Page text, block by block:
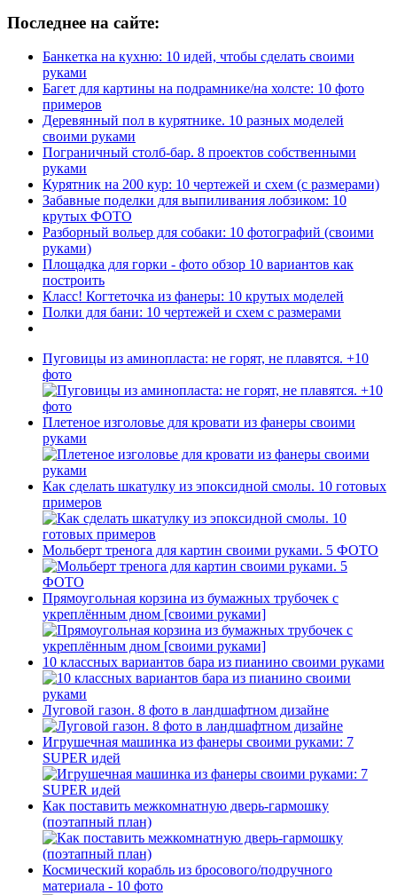
Последнее на сайте:
Банкетка на кухню: 10 идей, чтобы сделать своими
руками
Багет для картины на подрамнике/на холсте: 10 фото
примеров
Деревянный пол в курятнике. 10 разных моделей
своими руками
Пограничный столб-бар. 8 проектов собственными
руками
Курятник на 200 кур: 10 чертежей и схем (с размерами)
Забавные поделки для выпиливания лобзиком: 10
крутых ФОТО
Разборный вольер для собаки: 10 фотографий (своими
руками)
Площадка для горки - фото обзор 10 вариантов как
построить
Класс! Когтеточка из фанеры: 10 крутых моделей
Полки для бани: 10 чертежей и схем с размерами
Пуговицы из аминопласта: не горят, не плавятся. +10
фото
Плетеное изголовье для кровати из фанеры своими
руками
Как сделать шкатулку из эпоксидной смолы. 10 готовых
примеров
Мольберт тренога для картин своими руками. 5 ФОТО
Прямоугольная корзина из бумажных трубочек с
укреплённым дном [своими руками]
10 классных вариантов бара из пианино своими руками
Луговой газон. 8 фото в ландшафтном дизайне
Игрушечная машинка из фанеры своими руками: 7
SUPER идей
Как поставить межкомнатную дверь-гармошку
(поэтапный план)
Космический корабль из бросового/подручного
материала - 10 фото